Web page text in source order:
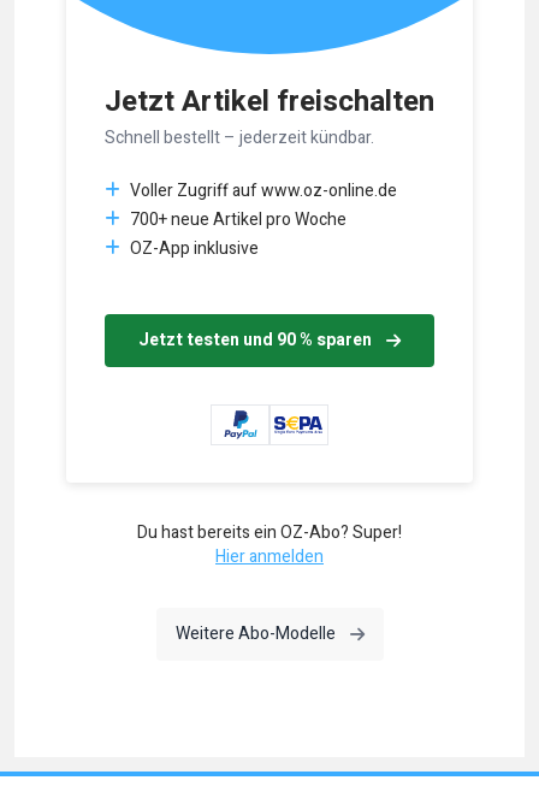
Jetzt Artikel freischalten
Schnell bestellt – jederzeit kündbar.
Voller Zugriff auf www.oz-online.de
700+ neue Artikel pro Woche
OZ-App inklusive
Jetzt testen und 90 % sparen
Du hast bereits ein OZ-Abo? Super!
Hier anmelden
Weitere Abo-Modelle